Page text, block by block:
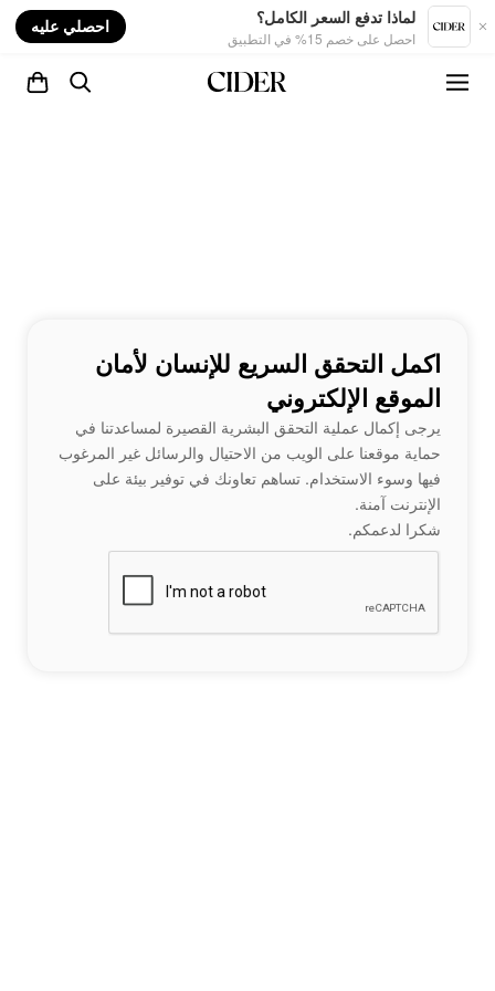
لماذا تدفع السعر الكامل؟
احصل على خصم 15% في التطبيق
احصلي عليه
اكمل التحقق السريع للإنسان لأمان
الموقع الإلكتروني
يرجى إكمال عملية التحقق البشرية القصيرة لمساعدتنا في
حماية موقعنا على الويب من الاحتيال والرسائل غير المرغوب
فيها وسوء الاستخدام. تساهم تعاونك في توفير بيئة على
الإنترنت آمنة.
شكرا لدعمكم.